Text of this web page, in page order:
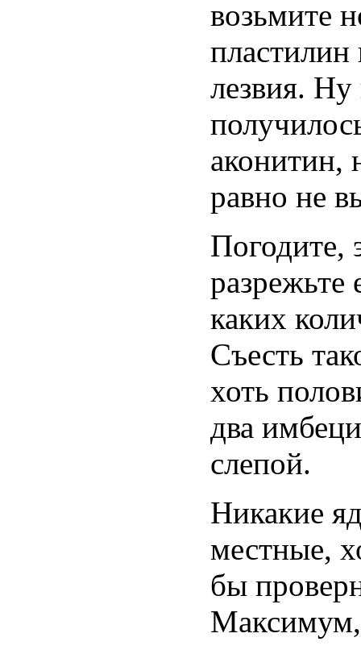
возьмите
пластилин
лезвия.
аконитин,
равно не
Погодите,
разрежьте
каких
Съесть
хоть
два
слепой.
Никакие
местные,
бы
Максимум,